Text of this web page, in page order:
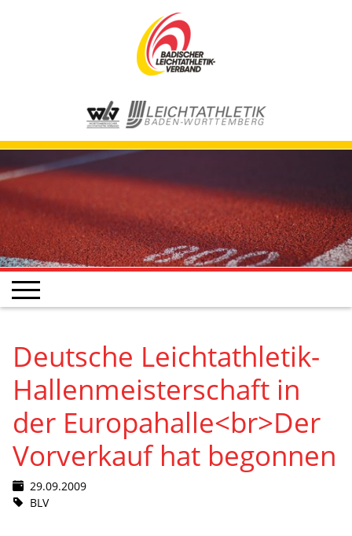
Deutsche Leichtathletik-
Hallenmeisterschaft in
der Europahalle<br>Der
Vorverkauf hat begonnen
29.09.2009
BLV